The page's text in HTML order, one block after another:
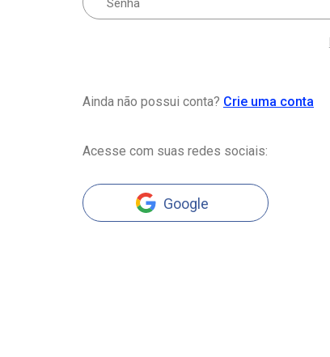
Ainda não possui conta? Crie uma conta
Acesse com suas redes sociais:
Google